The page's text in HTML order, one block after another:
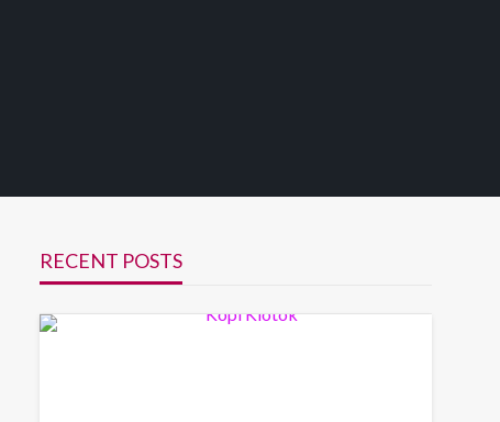
RECENT POSTS